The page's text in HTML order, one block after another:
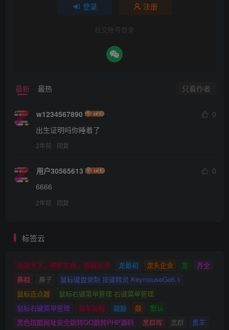
登录 注册
社交账号登录
最新 最热 只看作者
w1234567890
0
出生证明吗你睡着了
2年前 回复
用户30565613
0
6666
2年前 回复
标签云
龙途天下，神炉生肖，熔铸玩法 龙最初 龙头企业 龙
齐全
鼻祖
鼻子
鼠标键盘录制 按键精灵 KeymouseGo5.1
鼠标连点器
鼠标右键菜单管理 右键菜单管理
鼠标右键菜单管理
鼠年运程 鼓励 鼓
默认
黑色炫酷网址安全跳转GO跳转PHP源码
黑群晖 黑群 黑羊